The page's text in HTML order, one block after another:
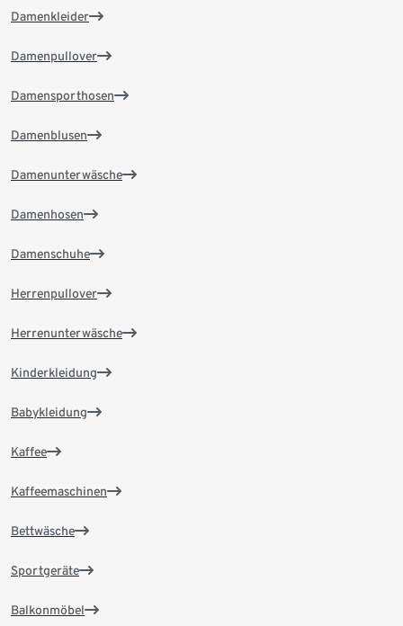
Damenkleider
Damenpullover
Damensporthosen
Damenblusen
Damenunterwäsche
Damenhosen
Damenschuhe
Herrenpullover
Herrenunterwäsche
Kinderkleidung
Babykleidung
Kaffee
Kaffeemaschinen
Bettwäsche
Sportgeräte
Balkonmöbel